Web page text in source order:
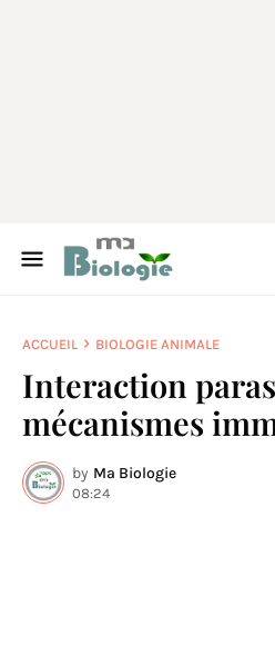
ACCUEIL BIOLOGIE ANIMALE
Interaction
mécanismes
by Ma Biologie
08:24